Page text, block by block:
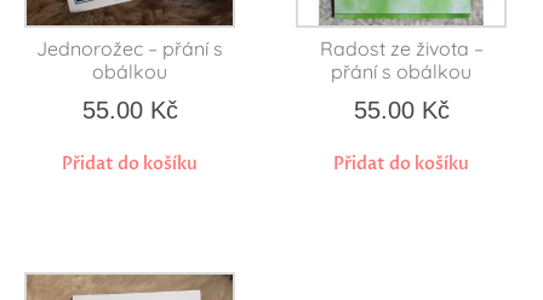
Jednorožec – přání s
obálkou
55.00 Kč
Přidat do košíku
Radost ze života –
přání s obálkou
55.00 Kč
Přidat do košíku